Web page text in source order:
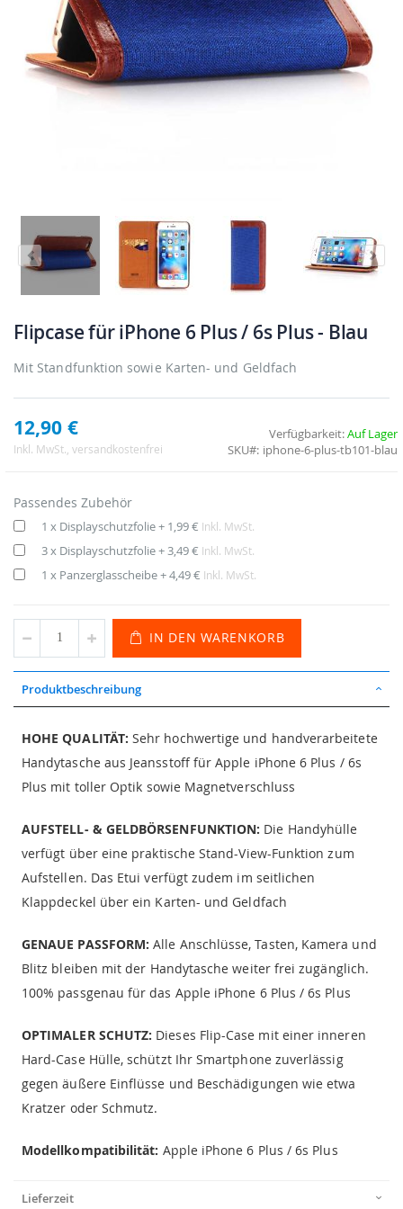
Flipcase für iPhone 6 Plus / 6s Plus - Blau
Mit Standfunktion sowie Karten- und Geldfach
12,90 €
Inkl. MwSt. , versandkostenfrei
Verfügbarkeit:Auf Lager
SKU
iphone-6-plus-tb101-blau
Passendes Zubehör
1 x Displayschutzfolie+ 1,99 € Inkl. MwSt.
3 x Displayschutzfolie+ 3,49 € Inkl. MwSt.
1 x Panzerglasscheibe+4,49 € Inkl. MwSt.
IN DEN WARENKORB
Produktbeschreibung
HOHE QUALITÄT: Sehr hochwertige und handverarbeitete
Handytasche aus Jeansstoff für Apple iPhone 6 Plus / 6s
Plus mit toller Optik sowie Magnetverschluss
AUFSTELL- & GELDBÖRSENFUNKTION: Die Handyhülle
verfügt über eine praktische Stand-View-Funktion zum
Aufstellen. Das Etui verfügt zudem im seitlichen
Klappdeckel über ein Karten- und Geldfach
GENAUE PASSFORM: Alle Anschlüsse, Tasten, Kamera und
Blitz bleiben mit der Handytasche weiter frei zugänglich.
100% passgenau für das Apple iPhone 6 Plus / 6s Plus
OPTIMALER SCHUTZ: Dieses Flip-Case mit einer inneren
Hard-Case Hülle, schützt Ihr Smartphone zuverlässig
gegen äußere Einflüsse und Beschädigungen wie etwa
Kratzer oder Schmutz.
Modellkompatibilität: Apple iPhone 6 Plus / 6s Plus
Lieferzeit